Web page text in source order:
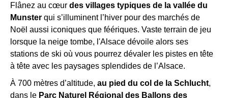
Flânez au cœur des villages typiques de la vallée du
Munster qui s’illuminent l’hiver pour des marchés de
Noël aussi iconiques que féériques. Vaste terrain de jeu
lorsque la neige tombe, l'Alsace dévoile alors ses
stations de ski où vous pourrez dévaler les pistes en tête
à tête avec les paysages splendides de l’Alsace.
À 700 mètres d’altitude, au pied du col de la Schlucht,
dans le Parc Naturel Régional des Ballons des
11/04,
25/04 au
2/05/26
518 €
469
€
413
€
Gratuit*
574 €
518
Gratuit*
*
directement
dans
votre
boîte
mail,
toutes
les